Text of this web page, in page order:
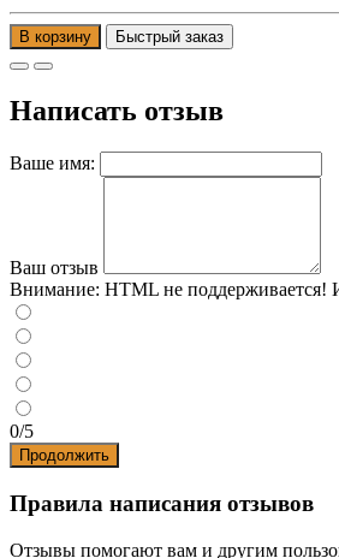
В корзину
Написать отзыв
Ваше имя:
Ваш отзыв
Внимание: HTML не поддерживается!
0/5
Продолжить
Правила написания отзывов
Отзывы помогают вам и другим